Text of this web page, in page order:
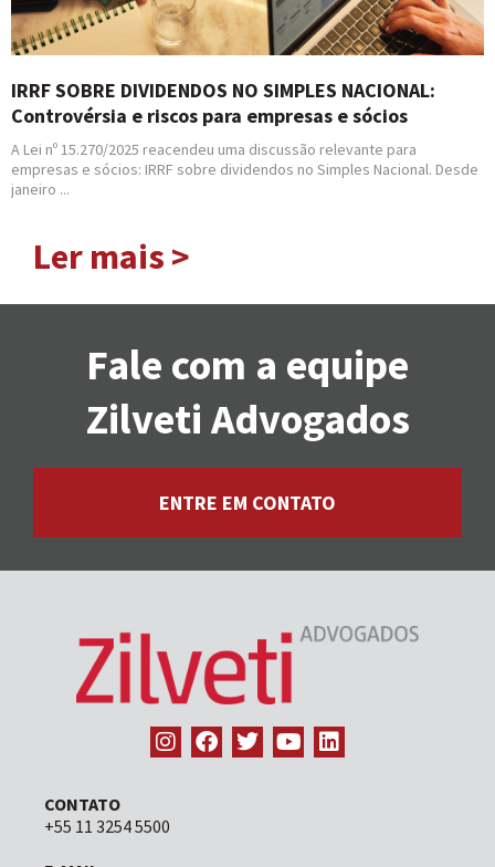
IRRF SOBRE DIVIDENDOS NO SIMPLES NACIONAL:
Controvérsia e riscos para empresas e sócios
A Lei nº 15.270/2025 reacendeu uma discussão relevante para
empresas e sócios: IRRF sobre dividendos no Simples Nacional. Desde
janeiro ...
Ler mais >
Fale com a equipe
Zilveti Advogados
ENTRE EM CONTATO
CONTATO
+55 11 3254 5500